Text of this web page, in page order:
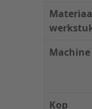
Machine
Kop